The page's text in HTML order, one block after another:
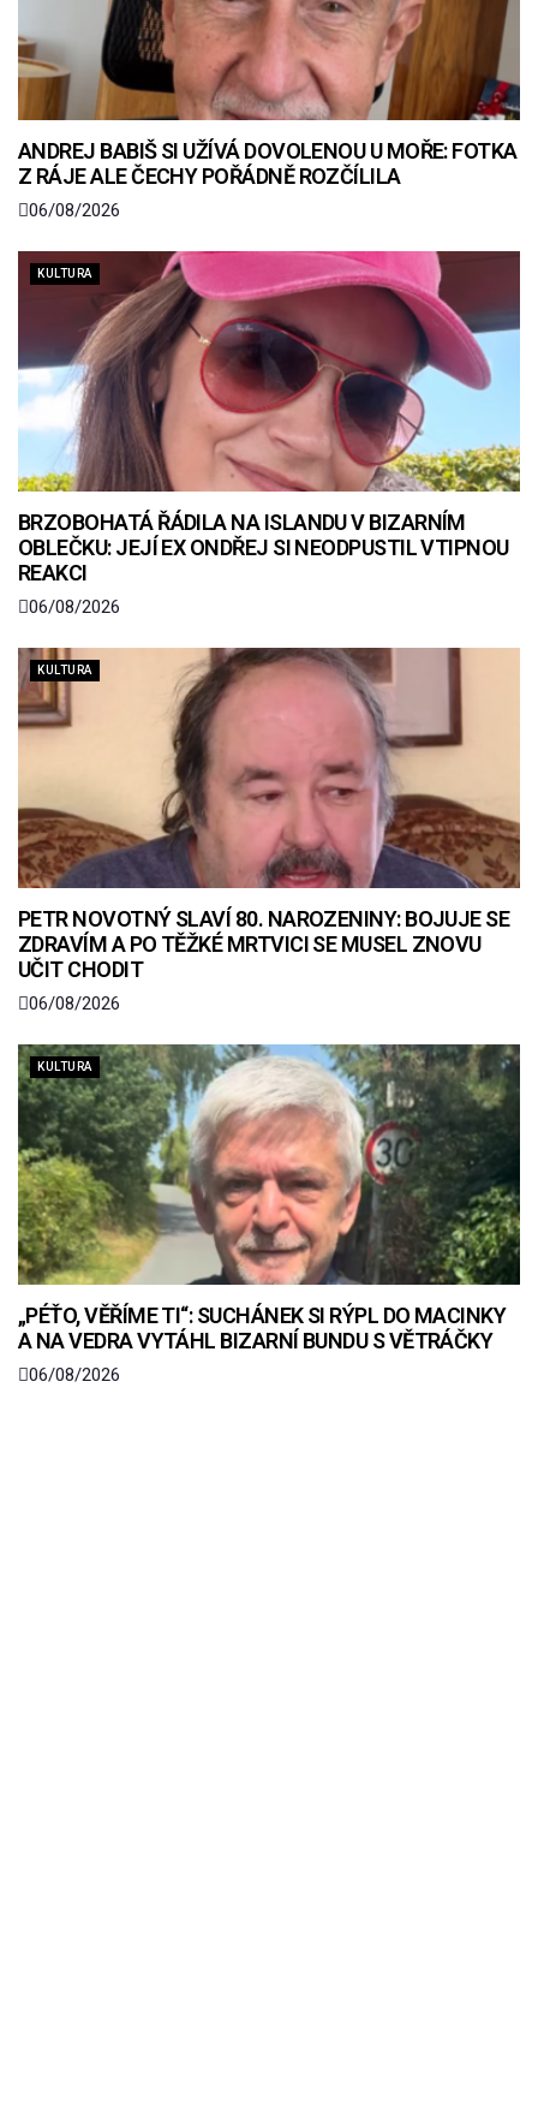
ANDREJ BABIŠ SI UŽÍVÁ DOVOLENOU U MOŘE: FOTKA
Z RÁJE ALE ČECHY POŘÁDNĚ ROZČÍLILA
06/08/2026
KULTURA
BRZOBOHATÁ ŘÁDILA NA ISLANDU V BIZARNÍM
OBLEČKU: JEJÍ EX ONDŘEJ SI NEODPUSTIL VTIPNOU
REAKCI
06/08/2026
KULTURA
PETR NOVOTNÝ SLAVÍ 80. NAROZENINY: BOJUJE SE
ZDRAVÍM A PO TĚŽKÉ MRTVICI SE MUSEL ZNOVU
UČIT CHODIT
06/08/2026
KULTURA
„PÉŤO, VĚŘÍME TI“: SUCHÁNEK SI RÝPL DO MACINKY
A NA VEDRA VYTÁHL BIZARNÍ BUNDU S VĚTRÁČKY
06/08/2026